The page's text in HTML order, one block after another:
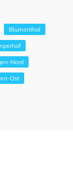
Blumenthal
Nord
Ost